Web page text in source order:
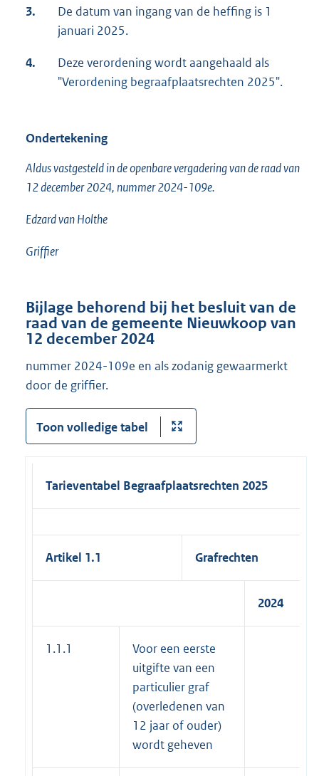
3.
De datum van ingang van de heffing is 1
januari 2025.
4.
Deze verordening wordt aangehaald als
"Verordening begraafplaatsrechten 2025".
Ondertekening
Aldus vastgesteld in de openbare vergadering van de raad van
12 december 2024, nummer 2024-109e.
Edzard van Holthe
Griffier
Bijlage behorend bij het besluit van de
raad van de gemeente Nieuwkoop van
12 december 2024
nummer 2024-109e en als zodanig gewaarmerkt
door de griffier.
Toon volledige tabel
Tarieventabel Begraafplaatsrechten 2025
Artikel 1.1 Grafrechten
2024
1.1.1
Voor een eerste
uitgifte van een
particulier graf
(overledenen van
12 jaar of ouder)
wordt geheven